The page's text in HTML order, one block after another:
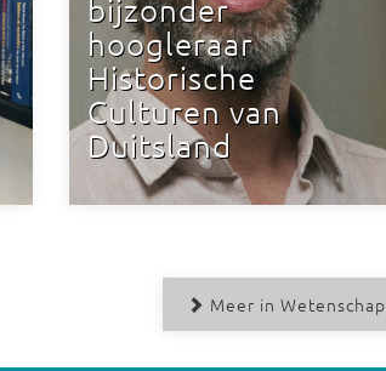
bijzonder
hoogleraar
Historische
Culturen van
Duitsland
Meer in Wetenschap